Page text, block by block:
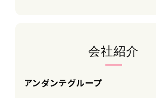
(日勤)9:00〜18:00の間の4時間以上程
※休憩：法定通り
会社紹介
アンダンテグループ